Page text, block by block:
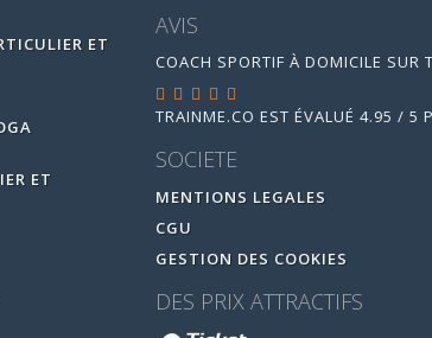
ET
ET
AVIS
COACH SPORTIF À DOMICILE SUR
TRAINME.CO EST ÉVALUÉ 4.95 / 5
SOCIETE
MENTIONS LEGALES
CGU
GESTION DES COOKIES
DES PRIX ATTRACTIFS